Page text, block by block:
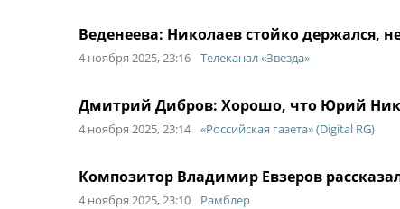
Веденеева: Николаев стойко держался,
4 ноября 2025, 23:16 Телеканал «Звезда»
Дмитрий Дибров: Хорошо, что Юрий
4 ноября 2025, 23:14 «Российская газета» (Digital RG)
Композитор Владимир Евзеров
4 ноября 2025, 23:10 Рамблер